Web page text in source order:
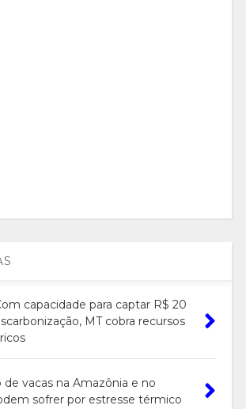
capacidade para captar R$ 20
MT cobra recursos
de vacas na Amazônia e no
sofrer por estresse térmico